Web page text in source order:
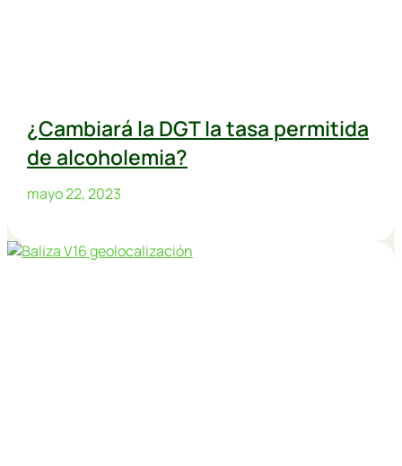
¿Cambiará la DGT la tasa permitida
de alcoholemia?
mayo 22, 2023